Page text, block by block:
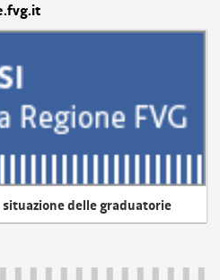
delle graduatorie